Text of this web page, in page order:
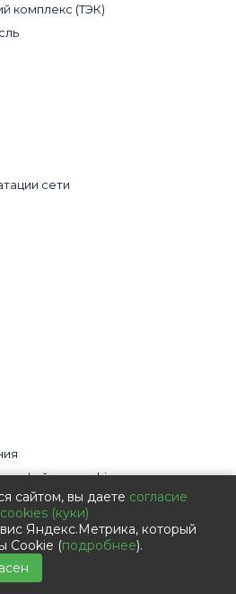
комплекс (ТЭК)
сети
файлов cookies
данных с помощью сервиса
персональных данных
данных
сайтом, вы даете согласие
(куки)
Яндекс.Метрика, который
Cookie (подробнее).